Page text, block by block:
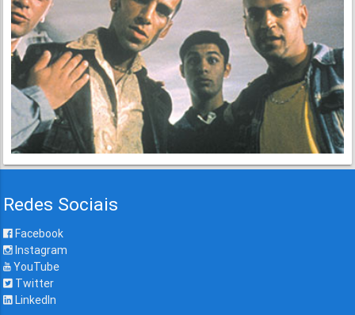
Redes Sociais
Facebook
Instagram
YouTube
Twitter
LinkedIn